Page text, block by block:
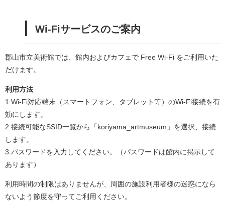
Wi-Fiサービスのご案内
郡山市立美術館では、館内およびカフェで Free Wi-Fi をご利用いた
だけます。
利用方法
1.Wi-Fi対応端末（スマートフォン、タブレット等）のWi-Fi接続を有
効にします。
2.接続可能なSSID一覧から「koriyama_artmuseum」を選択、接続
します。
3.パスワードを入力してください。（パスワードは館内に掲示して
あります）
利用時間の制限はありませんが、周囲の施設利用者様の迷惑になら
ないよう節度を守ってご利用ください。